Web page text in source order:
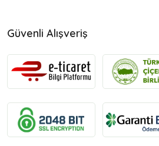
Güvenli Alışveriş